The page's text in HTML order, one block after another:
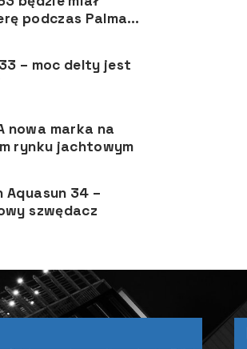
podczas Palma
Boat Show
– moc delty jest
nowa marka na
rynku jachtowym
Aquasun 34 –
szwędacz